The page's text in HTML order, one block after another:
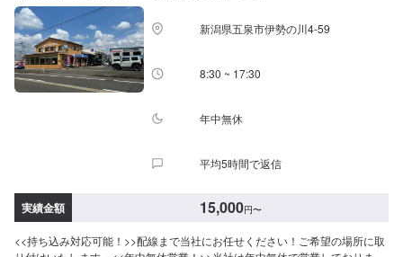
新潟県五泉市伊勢の川4-59
8:30 ~ 17:30
年中無休
平均5時間で返信
実績金額 15,000円〜
<<持ち込み対応可能！>>配線まで当社にお任せください！ご希望の場所に取